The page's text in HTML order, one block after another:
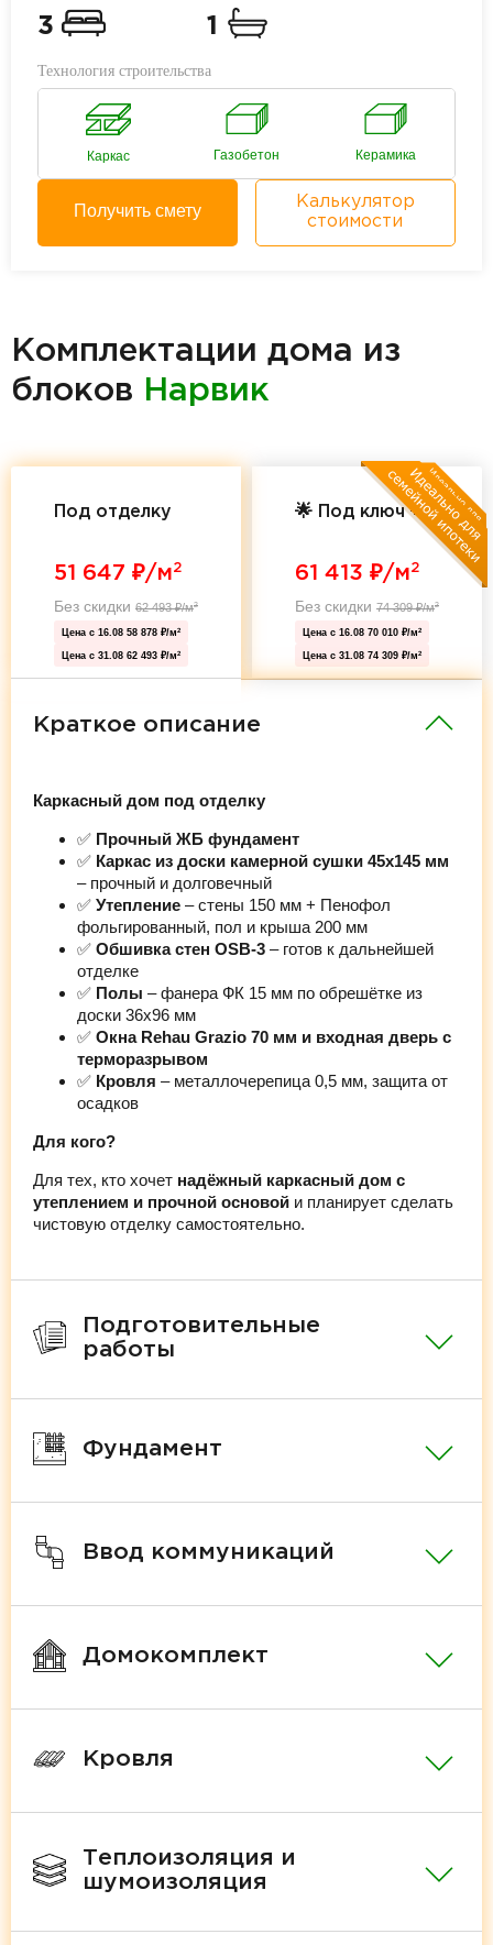
3 1
Технология строительства
Каркас Газобетон Керамика
Получить смету
Калькулятор
стоимости
Комплектации дома из
блоков Нарвик
Под отделку
51 647 ₽/м2
Без скидки 62 493₽/м2
Цена с 16.08 58 878 ₽/м2
Цена с 31.08 62 493 ₽/м2
🌟 Под ключ 🌟
61 413 ₽/м2
Без скидки 74 309₽/м2
Цена с 16.08 70 010 ₽/м2
Цена с 31.08 74 309 ₽/м2
Краткое описание
Каркасный дом под отделку
✅ Прочный ЖБ фундамент
✅ Каркас из доски камерной сушки 45х145 мм
– прочный и долговечный
✅ Утепление – стены 150 мм + Пенофол
фольгированный, пол и крыша 200 мм
✅ Обшивка стен OSB-3 – готов к дальнейшей
отделке
✅ Полы – фанера ФК 15 мм по обрешётке из
доски 36х96 мм
✅ Окна Rehau Grazio 70 мм и входная дверь с
терморазрывом
✅ Кровля – металлочерепица 0,5 мм, защита от
осадков
Для кого?
Для тех, кто хочет надёжный каркасный дом с
утеплением и прочной основой и планирует сделать
чистовую отделку самостоятельно.
Подготовительные
работы
Фундамент
Ввод коммуникаций
Домокомплект
Кровля
Теплоизоляция и
шумоизоляция